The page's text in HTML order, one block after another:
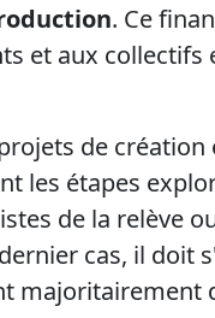
. Ce
et aux collectifs
de création
les étapes
de la relève
cas, il doit
majoritairement